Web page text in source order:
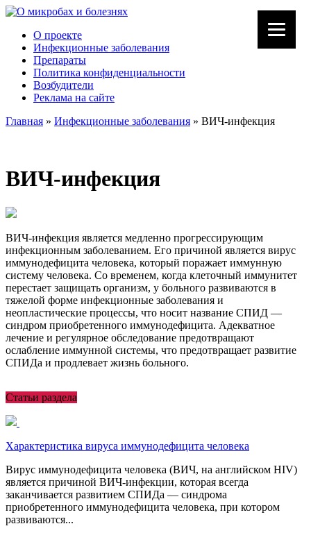
О проекте
Инфекционные заболевания
Препараты
Политика конфиденциальности
Возбудители
Реклама на сайте
Главная » Инфекционные заболевания » ВИЧ-инфекция
ВИЧ-инфекция
ВИЧ-инфекция является медленно прогрессирующим
инфекционным заболеванием. Его причиной является вирус
иммунодефицита человека, который поражает иммунную
систему человека. Со временем, когда клеточный иммунитет
перестает защищать организм, у больного развиваются в
тяжелой форме инфекционные заболевания и
неопластические процессы, что носит название СПИД —
синдром приобретенного иммунодефицита. Адекватное
лечение и регулярное обследование предотвращают
ослабление иммунной системы, что предотвращает развитие
СПИДа и продлевает жизнь больного.
Статьи раздела
Характеристика вируса иммунодефицита человека
Вирус иммунодефицита человека (ВИЧ, на английском HIV)
является причиной ВИЧ-инфекции, которая всегда
заканчивается развитием СПИДа — синдрома
приобретенного иммунодефицита человека, при котором
развиваются...